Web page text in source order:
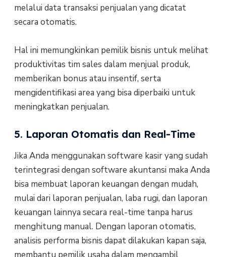
melalui data transaksi penjualan yang dicatat
secara otomatis.
Hal ini memungkinkan pemilik bisnis untuk melihat
produktivitas tim sales dalam menjual produk,
memberikan bonus atau insentif, serta
mengidentifikasi area yang bisa diperbaiki untuk
meningkatkan penjualan.
5. Laporan Otomatis dan Real-Time
Jika Anda menggunakan software kasir yang sudah
terintegrasi dengan software akuntansi maka Anda
bisa membuat laporan keuangan dengan mudah,
mulai dari laporan penjualan, laba rugi, dan laporan
keuangan lainnya secara real-time tanpa harus
menghitung manual. Dengan laporan otomatis,
analisis performa bisnis dapat dilakukan kapan saja,